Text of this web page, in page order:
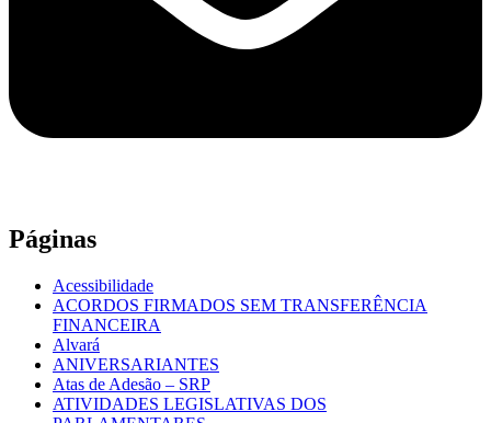
Páginas
Acessibilidade
ACORDOS FIRMADOS SEM TRANSFERÊNCIA
FINANCEIRA
Alvará
ANIVERSARIANTES
Atas de Adesão – SRP
ATIVIDADES LEGISLATIVAS DOS